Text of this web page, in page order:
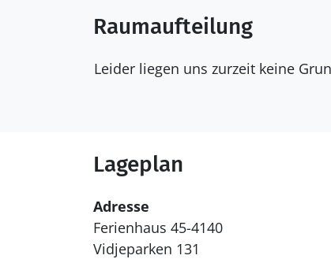
Raumaufteilung
Leider liegen uns zurzeit keine
Lageplan
Adresse
Ferienhaus 45-4140
Vidjeparken 131